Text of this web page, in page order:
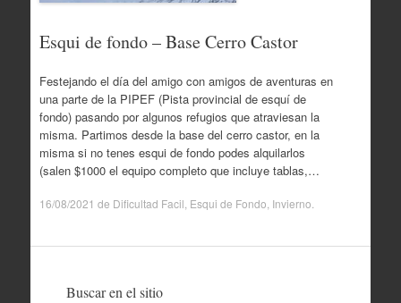
Esqui de fondo – Base Cerro Castor
Festejando el día del amigo con amigos de aventuras en
una parte de la PIPEF (Pista provincial de esquí de
fondo) pasando por algunos refugios que atraviesan la
misma. Partimos desde la base del cerro castor, en la
misma si no tenes esqui de fondo podes alquilarlos
(salen $1000 el equipo completo que incluye tablas,…
16/08/2021 de Dificultad Facil Esqui de Fondo Invierno
Buscar en el sitio